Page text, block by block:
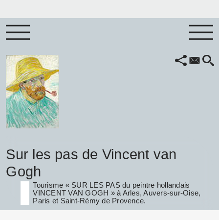
Sur les pas de Vincent van
Gogh
Tourisme « SUR LES PAS du peintre hollandais
VINCENT VAN GOGH » à Arles, Auvers-sur-Oise,
Paris et Saint-Rémy de Provence.